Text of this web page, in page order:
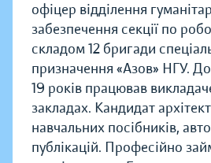
офіцер відділення
забезпечення секції по
складом 12 бригади
призначення «Азов» НГУ.
19 років працював
закладах. Кандидат
навчальних посібників,
публікацій. Професійно